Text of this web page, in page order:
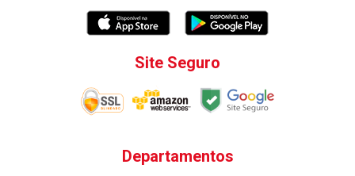
Site Seguro
Departamentos